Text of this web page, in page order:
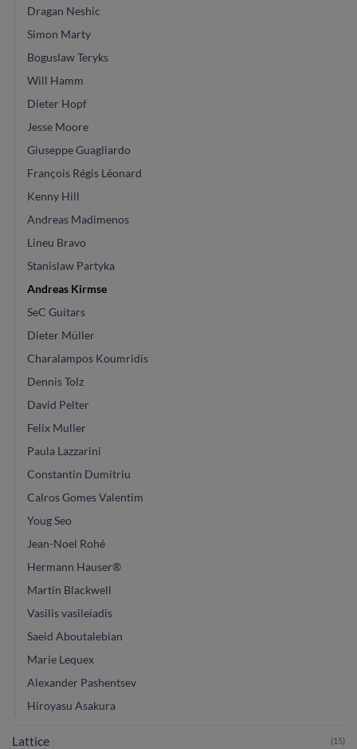
Dragan Neshic
Simon Marty
Boguslaw Teryks
Will Hamm
Dieter Hopf
Jesse Moore
Giuseppe Guagliardo
François Régis Léonard
Kenny Hill
Andreas Madimenos
Lineu Bravo
Stanislaw Partyka
Andreas Kirmse
SeC Guitars
Dieter Müller
Charalampos Koumridis
Dennis Tolz
David Pelter
Felix Muller
Paula Lazzarini
Constantin Dumitriu
Calros Gomes Valentim
Youg Seo
Jean-Noel Rohé
Hermann Hauser®
Martin Blackwell
Vasilis vasileiadis
Saeid Aboutalebian
Marie Lequex
Alexander Pashentsev
Hiroyasu Asakura
Lattice (15)